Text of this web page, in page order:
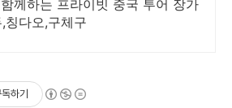
께하는 프라이빗 중국 투어 장가
칭다오,구체구
하기